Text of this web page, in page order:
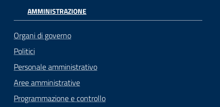
AMMINISTRAZIONE
Organi di governo
Politici
Personale amministrativo
Aree amministrative
Programmazione e controllo